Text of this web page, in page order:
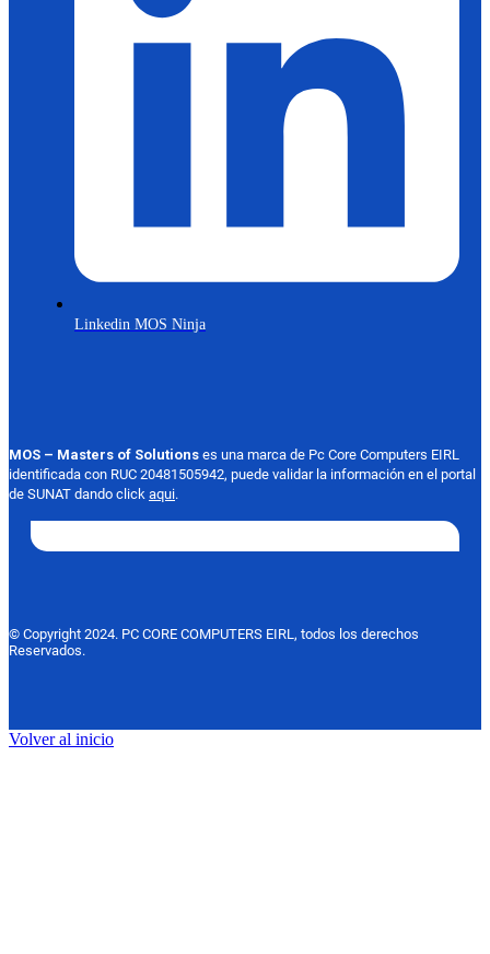
Linkedin MOS Ninja
MOS – Masters of Solutions es una marca de Pc Core Computers EIRL
identificada con RUC 20481505942, puede validar la información en el portal
de SUNAT dando click aqui.
© Copyright 2024. PC CORE COMPUTERS EIRL, todos los derechos
Reservados.
Volver al inicio